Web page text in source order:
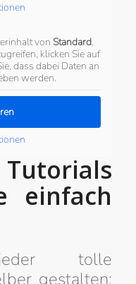
von Standard.
klicken Sie auf
dass dabei Daten an
werden.
einfach
tolle
gestalten: